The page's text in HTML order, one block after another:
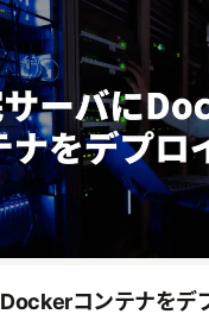
コンテナをデ